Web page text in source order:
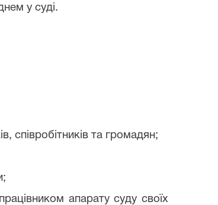
у суді.
співробітників та громадян;
апарату суду своїх